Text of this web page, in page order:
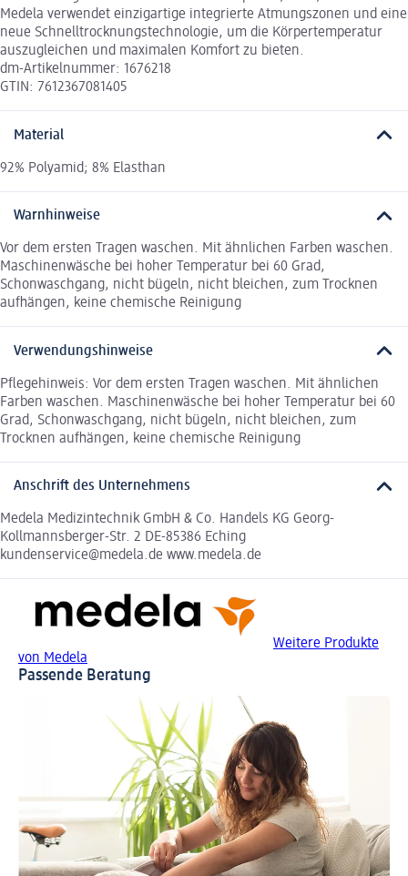
Medela verwendet einzigartige integrierte Atmungszonen und eine
neue Schnelltrocknungstechnologie, um die Körpertemperatur
auszugleichen und maximalen Komfort zu bieten.
dm-Artikelnummer: 1676218
GTIN: 7612367081405
Material
92% Polyamid; 8% Elasthan
Warnhinweise
Vor dem ersten Tragen waschen. Mit ähnlichen Farben waschen.
Maschinenwäsche bei hoher Temperatur bei 60 Grad,
Schonwaschgang, nicht bügeln, nicht bleichen, zum Trocknen
aufhängen, keine chemische Reinigung
Verwendungshinweise
Pflegehinweis: Vor dem ersten Tragen waschen. Mit ähnlichen
Farben waschen. Maschinenwäsche bei hoher Temperatur bei 60
Grad, Schonwaschgang, nicht bügeln, nicht bleichen, zum
Trocknen aufhängen, keine chemische Reinigung
Anschrift des Unternehmens
Medela Medizintechnik GmbH & Co. Handels KG Georg-
Kollmannsberger-Str. 2 DE-85386 Eching
kundenservice@medela.de www.medela.de
Weitere Produkte
von Medela
Passende Beratung